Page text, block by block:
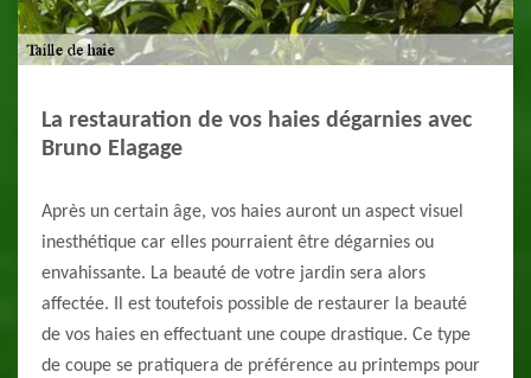
La restauration de vos haies dégarnies avec
Bruno Elagage
Après un certain âge, vos haies auront un aspect visuel
inesthétique car elles pourraient être dégarnies ou
envahissante. La beauté de votre jardin sera alors
affectée. Il est toutefois possible de restaurer la beauté
de vos haies en effectuant une coupe drastique. Ce type
de coupe se pratiquera de préférence au printemps pour